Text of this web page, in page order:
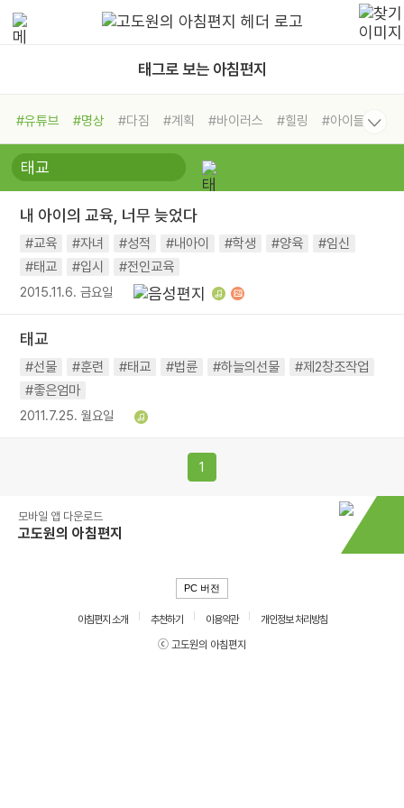
태그로 보는 아침편지
#유튜브 #명상 #다짐 #계획 #바이러스 #힐링
#아이들
#비전캠프
#독서캠프 #삶
#희망
#나눔 #친구 #링컨학교
#독서
#건강 #면역력
내 아이의 교육, 너무 늦었다
#교육 #자녀 #성적 #내아이 #학생 #양육
#임신
#태교
#입시 #전인교육
2015.11.6. 금요일
태교
#선물 #훈련 #태교 #법륜 #하늘의선물
#제2창조작업
#좋은엄마
2011.7.25. 월요일
1
모바일 앱 다운로드
고도원의 아침편지
PC 버전
아침편지 소개 추천하기 이용약관
개인정보 처리방침
ⓒ 고도원의 아침편지